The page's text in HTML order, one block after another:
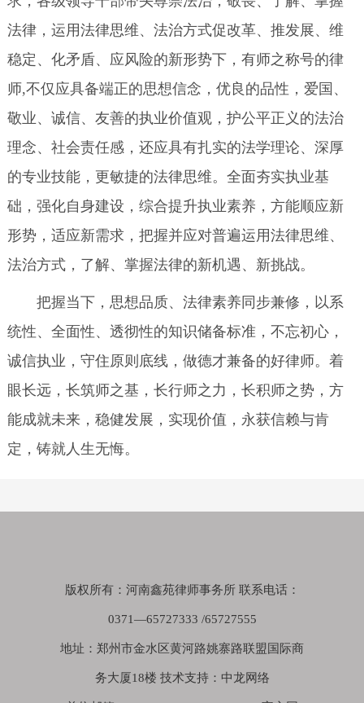
法律，运用法律思维、法治方式促改革、推发展、维
稳定、化矛盾、应风险的新形势下，有师之称号的律
师,不仅应具备端正的思想信念，优良的品性，爱国、
敬业、诚信、友善的执业价值观，护公平正义的法治
理念、社会责任感，还应具有扎实的法学理论、深厚
的专业技能，更敏捷的法律思维。全面夯实执业基
础，强化自身建设，综合提升执业素养，方能顺应新
形势，适应新需求，把握并应对普遍运用法律思维、
法治方式，了解、掌握法律的新机遇、新挑战。
把握当下，思想品质、法律素养同步兼修，以系
统性、全面性、透彻性的知识储备标准，不忘初心，
诚信执业，守住原则底线，做德才兼备的好律师。着
眼长远，长筑师之基，长行师之力，长积师之势，方
能成就未来，稳健发展，实现价值，永获信赖与肯
定，铸就人生无悔。
版权所有：河南鑫苑律师事务所 联系电话：
0371—65727333 /65727555
地址：郑州市金水区黄河路姚寨路联盟国际商
务大厦18楼 技术支持：中龙网络